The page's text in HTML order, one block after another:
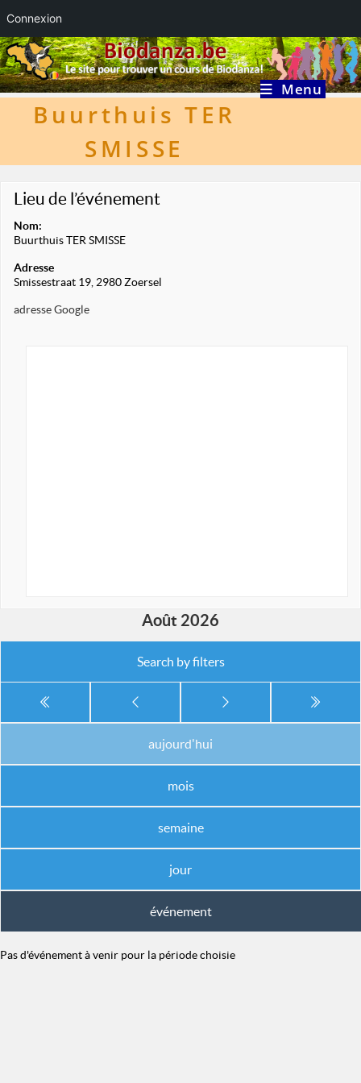
Connexion
Skip
to
content
Menu
Buurthuis TER
SMISSE
Lieu de l’événement
Nom:
Buurthuis TER SMISSE
Adresse
Smissestraat 19, 2980 Zoersel
adresse Google
Août 2026
Search by filters
aujourd'hui
mois
semaine
jour
événement
Pas d'événement à venir pour la période choisie